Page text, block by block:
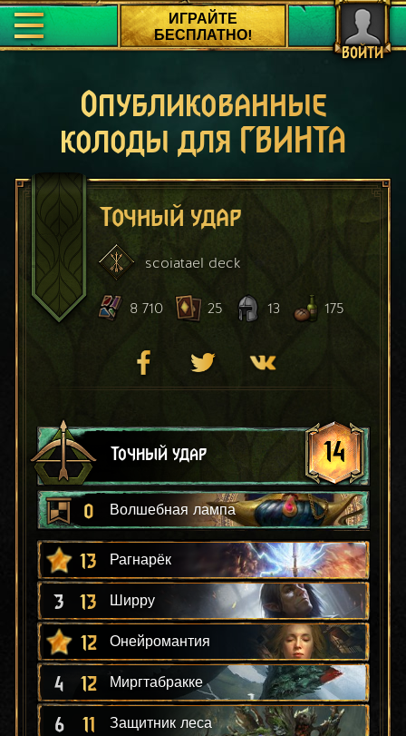
ВОЙТИ
ИГРАЙТЕ
БЕСПЛАТНО!
Опубликованные
колоды для ГВИНТА
Точный удар
scoiatael deck
8 710 25 13 175
Точный удар 14
0 Волшебная лампа
13 Рагнарёк
3 13 Ширру
12 Онейромантия
4 12 Миргтабракке
6 11 Защитник леса